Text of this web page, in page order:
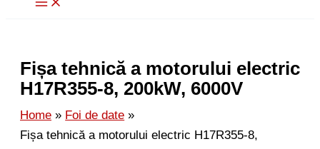
Fișa tehnică a motorului electric
H17R355-8, 200kW, 6000V
Home
Foi de date
Fișa tehnică a motorului electric H17R355-8,